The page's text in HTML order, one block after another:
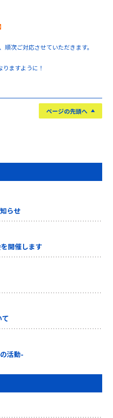
次ご対応させていただきます。
ますように！
ページの先頭へ
らせ
開催します
活動-